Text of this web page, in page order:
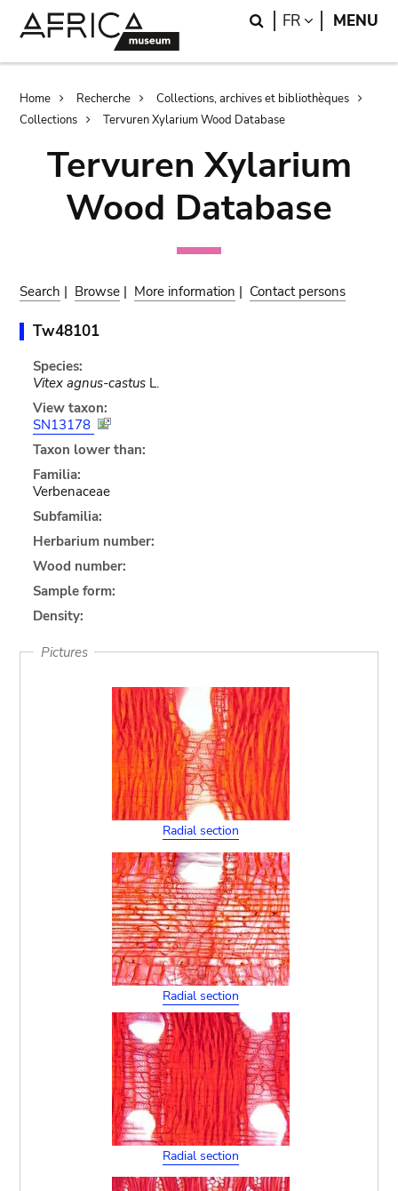
Search
FR LANGUAGE
MENU
Breadcrumb
Home Recherche
Collections, archives et bibliothèques
Collections
Tervuren Xylarium Wood Database
Tervuren Xylarium
Wood Database
Search | Browse | More information | Contact persons
Tw48101
Species:
Vitex agnus-castusL.
View taxon:
SN13178
Taxon lower than:
Familia:
Verbenaceae
Subfamilia:
Herbarium number:
Wood number:
Sample form:
Density:
Pictures
Radial section
Radial section
Radial section